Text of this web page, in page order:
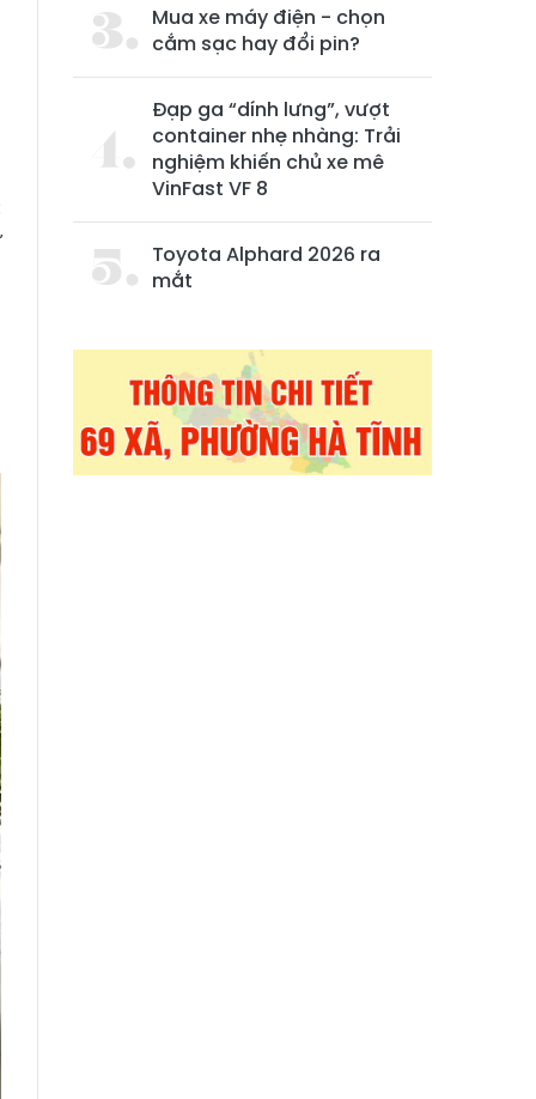
Mua xe máy điện - chọn
cắm sạc hay đổi pin?
Đạp ga “dính lưng”, vượt
container nhẹ nhàng: Trải
nghiệm khiến chủ xe mê
VinFast VF 8
Toyota Alphard 2026 ra
mắt